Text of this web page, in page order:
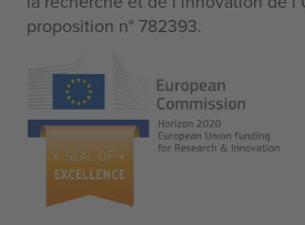
proposition n° 782393.